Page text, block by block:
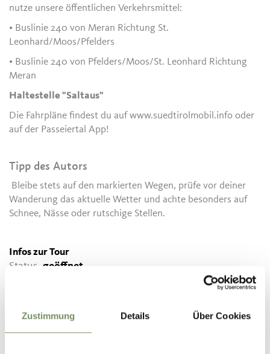
Zustimmung Details Über Cookies
nutze unsere öffentlichen Verkehrsmittel:
• Buslinie 240 von Meran Richtung St.
Leonhard/Moos/Pfelders
• Buslinie 240 von Pfelders/Moos/St. Leonhard Richtung
Meran
Haltestelle "Saltaus"
Die Fahrpläne findest du auf www.suedtirolmobil.info oder
auf der Passeiertal App!
Tipp des Autors
Bleibe stets auf den markierten Wegen, prüfe vor deiner
Wanderung das aktuelle Wetter und achte besonders auf
Schnee, Nässe oder rutschige Stellen.
Infos zur Tour
Status geöffnet
Schwierigkeit
Höhenmeter bergauf